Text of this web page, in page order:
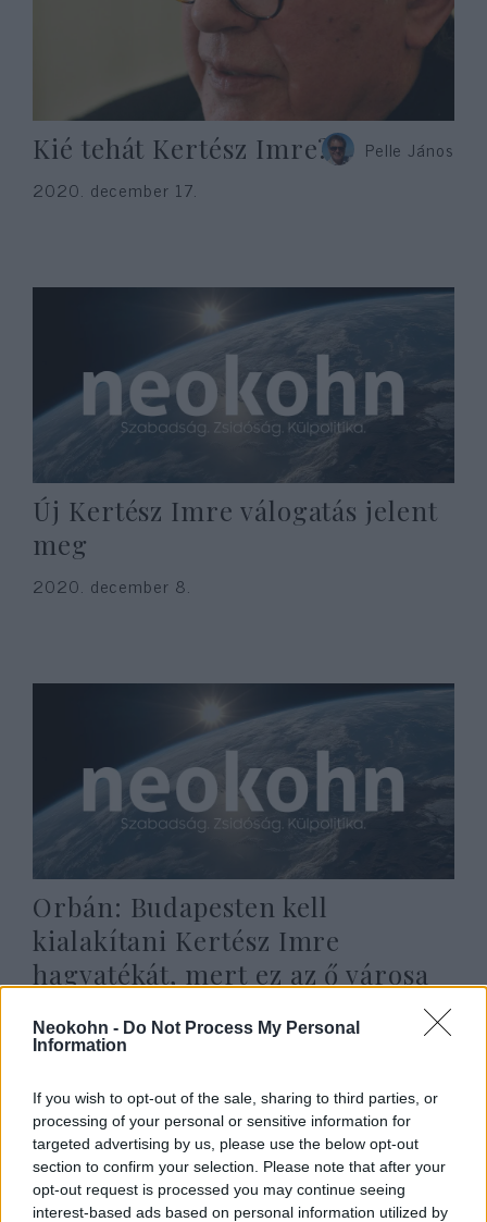
Neokohn - Do Not Process My Personal
Information
If you wish to opt-out of the sale, sharing to third parties, or
processing of your personal or sensitive information for
targeted advertising by us, please use the below opt-out
section to confirm your selection. Please note that after your
opt-out request is processed you may continue seeing
interest-based ads based on personal information utilized by
Kié tehát Kertész Imre?
Pelle János
2020. december 17.
Új Kertész Imre válogatás jelent
meg
2020. december 8.
Orbán: Budapesten kell
kialakítani Kertész Imre
hagyatékát, mert ez az ő városa
2020. október 10.